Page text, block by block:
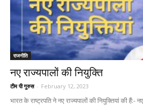
राजनीति
नए राज्यपालों की नियुक्ति
टीम पी गुरुस - February 12, 2023
भारत के राष्ट्रपति ने नए राज्यपालों की नियुक्तियां की हैं:-